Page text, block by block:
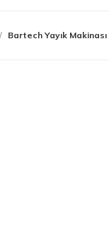
Bartech Yayık